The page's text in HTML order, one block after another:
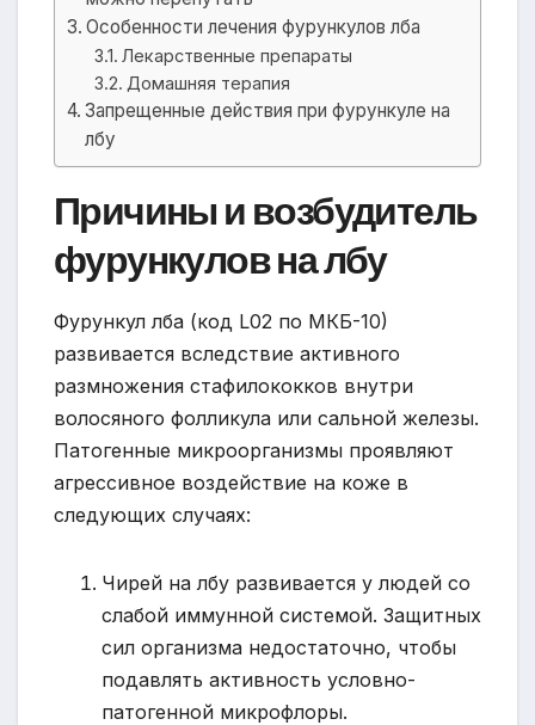
Особенности лечения фурункулов лба
Лекарственные препараты
Домашняя терапия
Запрещенные действия при фурункуле на
лбу
Причины и возбудитель
фурункулов на лбу
Фурункул лба (код L02 по МКБ-10)
развивается вследствие активного
размножения стафилококков внутри
волосяного фолликула или сальной железы.
Патогенные микроорганизмы проявляют
агрессивное воздействие на коже в
следующих случаях:
Чирей на лбу развивается у людей со
слабой иммунной системой. Защитных
сил организма недостаточно, чтобы
подавлять активность условно-
патогенной микрофлоры.